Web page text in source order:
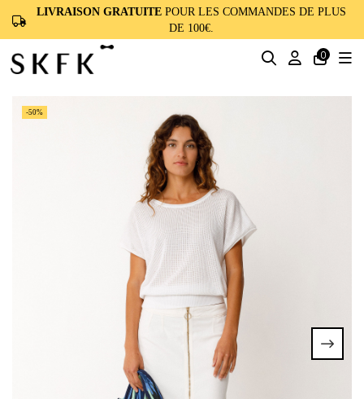
LIVRAISON GRATUITE POUR LES COMMANDES DE PLUS
DE 100€.
0
-50%